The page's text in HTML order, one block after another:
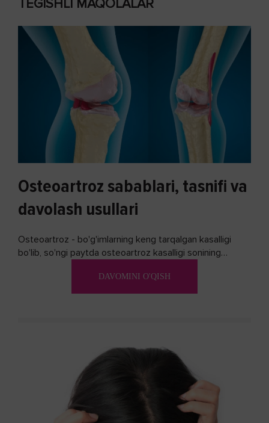
TEGISHLI MAQOLALAR
Osteoartroz sabablari, tasnifi va
davolash usullari
Osteoartroz - bo'g'imlarning keng tarqalgan kasalligi
bo'lib, so'ngi paytda osteoartroz kasalligi sonining
DAVOMINI O'QISH